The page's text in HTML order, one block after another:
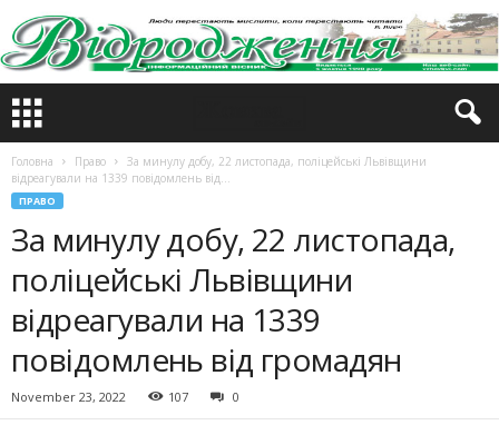
Головна Право
За минулу добу, 22 листопада, поліцейські Львівщини
відреагували на 1339 повідомлень від...
ПРАВО
За минулу добу, 22 листопада,
поліцейські Львівщини
відреагували на 1339
повідомлень від громадян
November 23, 2022 107 0